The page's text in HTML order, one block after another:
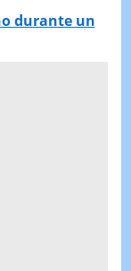
durante un